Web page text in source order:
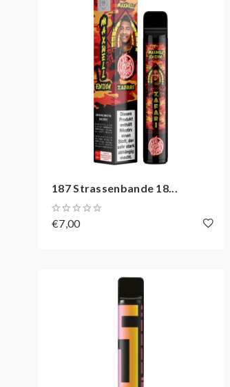
187 Strassenbande 18...
€7,00